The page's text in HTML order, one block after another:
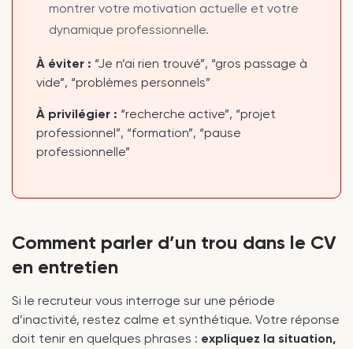
montrer votre motivation actuelle et votre
dynamique professionnelle.
À éviter : “Je n’ai rien trouvé”, “gros passage à
vide”, “problèmes personnels”
À privilégier : “recherche active”, “projet
professionnel”, “formation”, “pause
professionnelle”
Comment parler d’un trou dans le CV
en entretien
Si le recruteur vous interroge sur une période
d’inactivité, restez calme et synthétique. Votre réponse
doit tenir en quelques phrases : expliquez la situation,